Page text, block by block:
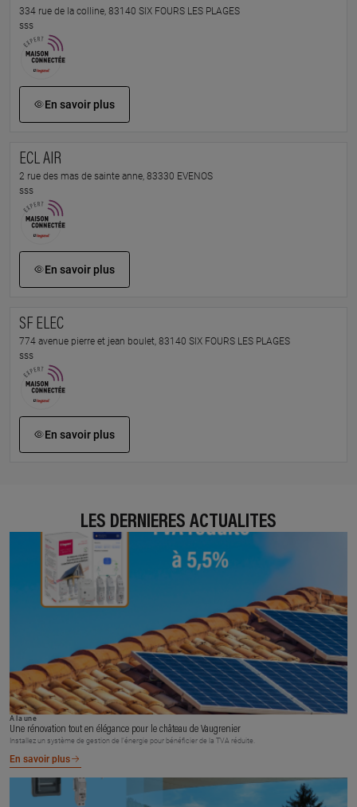
334 rue de la colline, 83140 SIX FOURS LES PLAGES
sss
En savoir plus
ECL AIR
2 rue des mas de sainte anne, 83330 EVENOS
sss
En savoir plus
SF ELEC
774 avenue pierre et jean boulet, 83140 SIX FOURS LES PLAGES
sss
En savoir plus
LES DERNIÈRES ACTUALITÉS
À la une
Une rénovation tout en élégance pour le château de Vaugrenier
Installez un système de gestion de l’énergie pour bénéficier de la TVA réduite.
En savoir plus